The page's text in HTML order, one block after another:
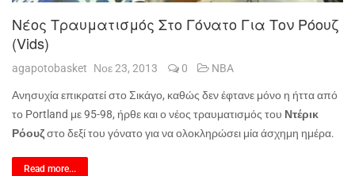
Νέος Τραυματισμός Στο Γόνατο Για Τον Ρόουζ
(vids)
agapotobasket Νοε 23, 2013 0 NBA
Ανησυχία επικρατεί στο Σικάγο, καθώς δεν έφτανε μόνο η ήττα από
το Portland με 95-98, ήρθε και ο νέος τραυματισμός του Ντέρικ
Ρόουζστο δεξί του γόνατο για να ολοκληρώσει μία άσχημη ημέρα.
Read more...